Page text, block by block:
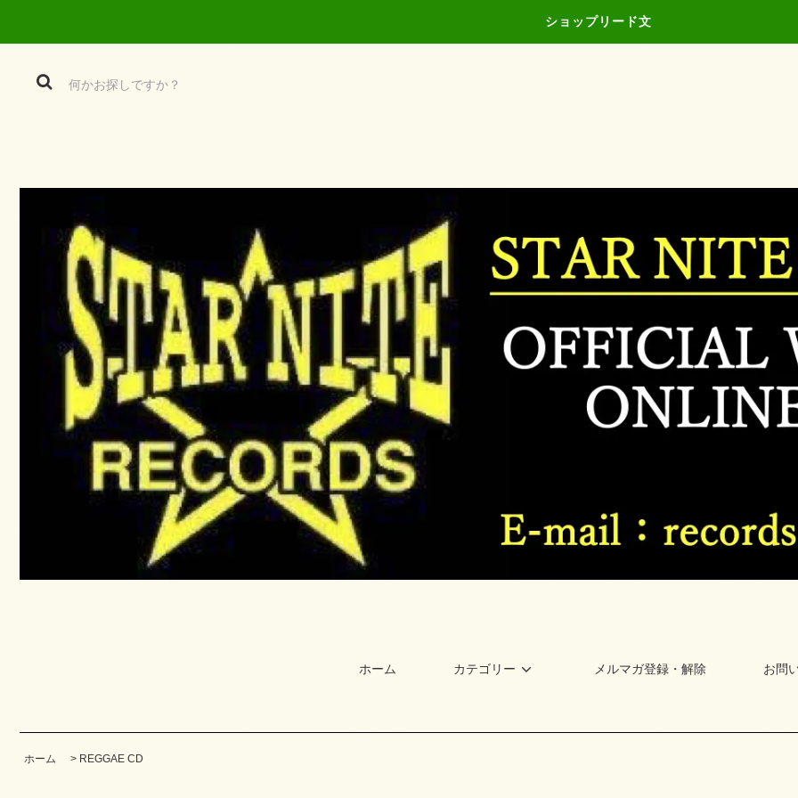
ショップリード文
ホーム カテゴリー メルマガ登録・解除 お問
ホーム > REGGAE CD